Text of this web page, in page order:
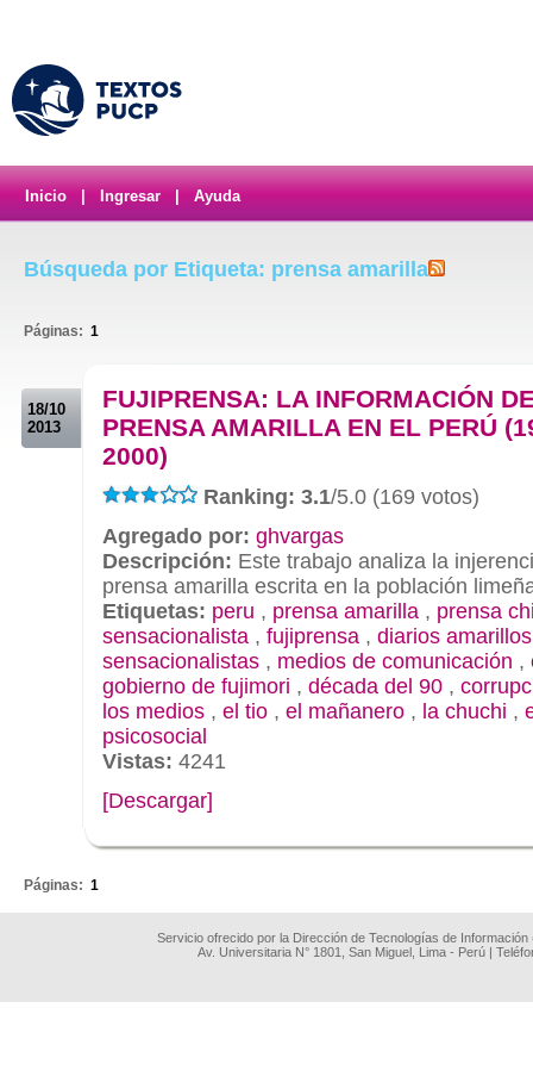
Inicio Ingresar Ayuda
Búsqueda por Etiqueta: prensa amarilla
Páginas: 1
18/10
2013
FUJIPRENSA: LA INFORMACIÓN
PRENSA AMARILLA EN EL PERÚ
2000)
Ranking: 3.1/5.0 (169 votos)
Agregado por: ghvargas
Descripción: Este trabajo analiza la
prensa amarilla escrita en la población
Etiquetas: peru , prensa amarilla , prensa
sensacionalista , fujiprensa , diarios amarillos
sensacionalistas , medios de comunicación ,
gobierno de fujimori , década del 90 ,
los medios , el tio , el mañanero , la chuchi ,
psicosocial
Vistas: 4241
[Descargar]
Páginas: 1
Servicio ofrecido por la Dirección de Tecnologías de
Av. Universitaria N° 1801, San Miguel, Lima - Perú |